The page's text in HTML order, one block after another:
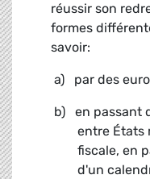
réussir son
formes
savoir:
a) par des
b) en passant
entre États
fiscale, en
d'un